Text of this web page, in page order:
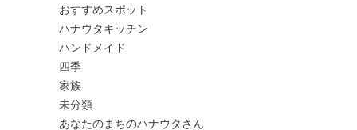
おすすめスポット
ハナウタキッチン
ハンドメイド
四季
家族
未分類
あなたのまちのハナウタさん